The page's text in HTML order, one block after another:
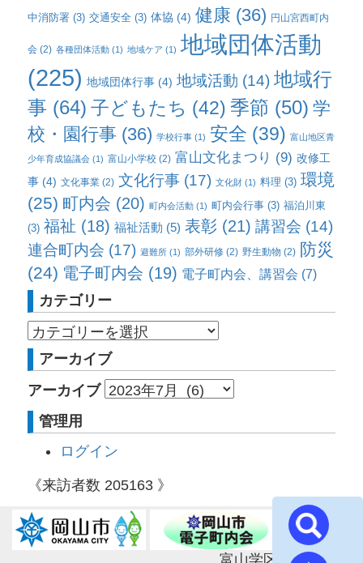
中消防署(3) 交通安全(3) 体協 (4) 健康 (36) 円山宮西町内
会(2) 各種団体活動(1) 地域ケア (1) 地域団体活動
(225) 地域団体行事(4) 地域活動 (14) 地域行
事 (64) 子どもたち (42) 季節 (50) 学
校・園行事 (36) 学校行事(1) 安全 (39) 富山地区青
少年育成協議会(1) 富山小学校(2) 富山文化まつり (9) 改修工
事(4) 文化事業(2) 文化行事(17) 文化財(1) 料理 (3) 環境
(25) 町内会 (20) 町内会活動(1) 町内会行事(3) 福泊川東
(3) 福祉 (18) 福祉活動 (5) 表彰(21) 講習会 (14)
連合町内会 (17) 避難所(1) 部外研修(2) 野生動物 (2) 防災
(24) 電子町内会 (19) 電子町内会、講習会 (7)
カテゴリー
アーカイブ
アーカイブ
管理用
ログイン
《来訪者数 205163》